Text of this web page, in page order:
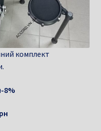
комплект
-8%